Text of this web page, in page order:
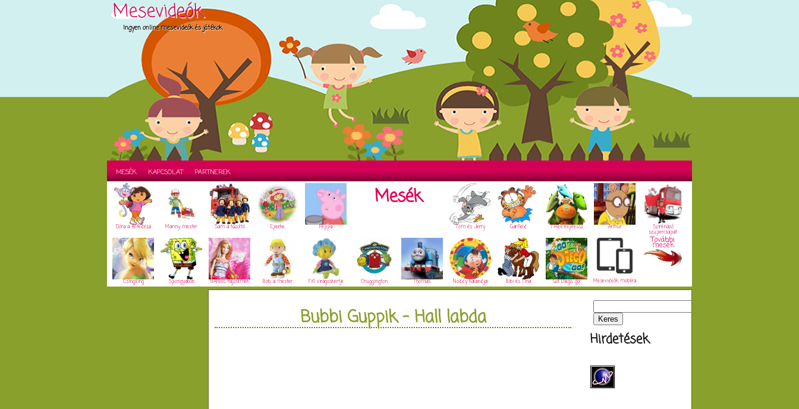
Mesevideók
Ingyen online mesevideók és játékok
MESÉK KAPCSOLAT PARTNEREK
Dóra a felfedező Manny mester Sam a tűzoltó Eperke Peppa
Mesék
Tom és Jerry Garfield T-Rex expressz Arthur Szirénázó
szupercsapat
Csingiling Spongyabob BARBIE rajzfilmek Bob, a mester Fifi virágoskertje Chuggington Thomas Noddy kalandjai Bibi és Tina Go! Diego, go! Mesevideók mobilra
További
mesék
Bubbi Guppik - Hall labda
Hirdetések